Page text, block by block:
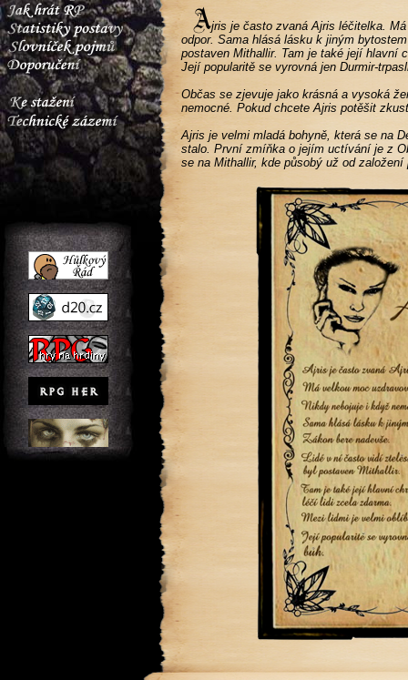
jris je často zvaná Ajris léčitelka.
odpor. Sama hlásá lásku k jiným
postaven Mithallir. Tam je také její hlavní
Její popularitě se vyrovná jen Durmir-
Občas se zjevuje jako krásná a vysoká
nemocné. Pokud chcete Ajris potěšit
Ajris je velmi mladá bohyně, která se na
stalo. První zmíňka o jejím uctívání je z
se na Mithallir, kde působý už od